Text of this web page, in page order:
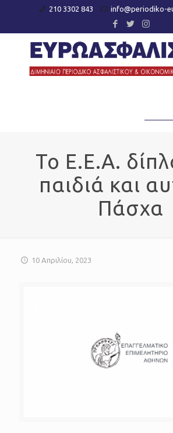
210 3302 843 info@periodiko-
Το Ε.Ε.Α.
παιδιά και
Πάσχα
10 Απριλίου, 2023